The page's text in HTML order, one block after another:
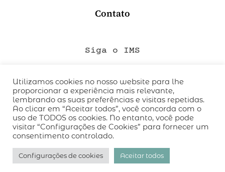
Contato
Siga o IMS
QUEM SOMOS
CÓDIGO DE CONDUTA
POLÍTICA DE PRIVACIDADE
TERMOS DE USO
desenvolvido pelo
Utilizamos cookies no nosso website para lhe
proporcionar a experiência mais relevante,
lembrando as suas preferências e visitas repetidas.
Ao clicar em “Aceitar todos”, você concorda com o
uso de TODOS os cookies. No entanto, você pode
visitar “Configurações de Cookies” para fornecer um
consentimento controlado.
Configurações de cookies Aceitar todos